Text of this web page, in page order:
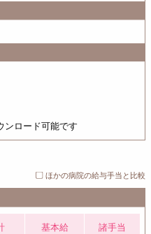
ンロード可能です
ほかの病院の給与手当と比較
基本給 諸手当